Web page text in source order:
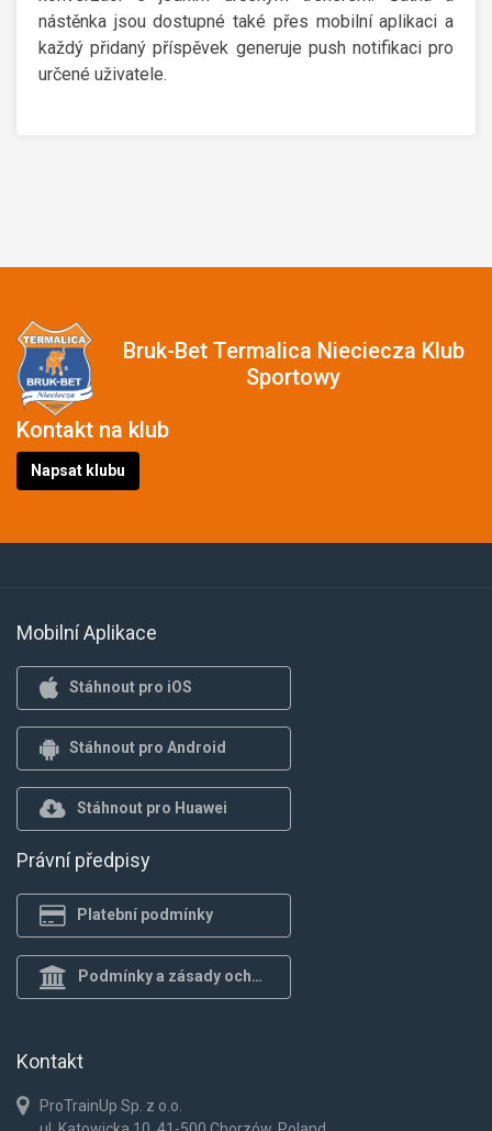
nástěnka jsou dostupné také přes mobilní aplikaci a
každý přidaný příspěvek generuje push notifikaci pro
určené uživatele.
Bruk-Bet Termalica Nieciecza Klub
Sportowy
Kontakt na klub
Napsat klubu
Mobilní Aplikace
Stáhnout pro iOS
Stáhnout pro Android
Stáhnout pro Huawei
Právní předpisy
Platební podmínky
Podmínky a zásady ochrany osob.
Kontakt
ProTrainUp Sp. z o.o.